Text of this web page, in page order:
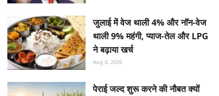
जुलाई में वेज थाली 4% और नॉन-वेज
थाली 9% महंगी, प्याज-तेल और LPG
ने बढ़ाया खर्च
Aug 8, 2026
पेराई जल्द शुरू करने की नौबत क्यों